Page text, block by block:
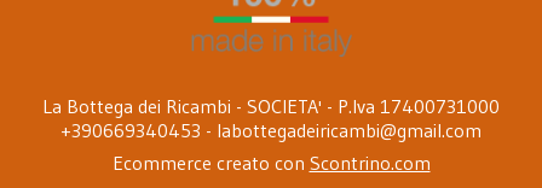
La Bottega dei Ricambi - SOCIETA' - P.Iva 17400731000
+390669340453 - labottegadeiricambi@gmail.com
Ecommerce creato con Scontrino.com